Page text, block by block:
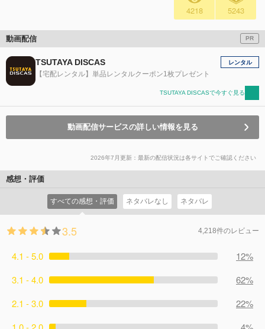
4218 5243
動画配信 PR
TSUTAYA DISCAS
【宅配レンタル】単品レンタルクーポン1枚プレゼント
レンタル
TSUTAYA DISCASで今すぐ見る
動画配信サービスの詳しい情報を見る
2026年7月更新：最新の配信状況は各サイトでご確認ください
感想・評価
すべての感想・評価 ネタバレなし ネタバレ
3.5 4,218件のレビュー
4.1 - 5.0
12%
3.1 - 4.0
62%
2.1 - 3.0
22%